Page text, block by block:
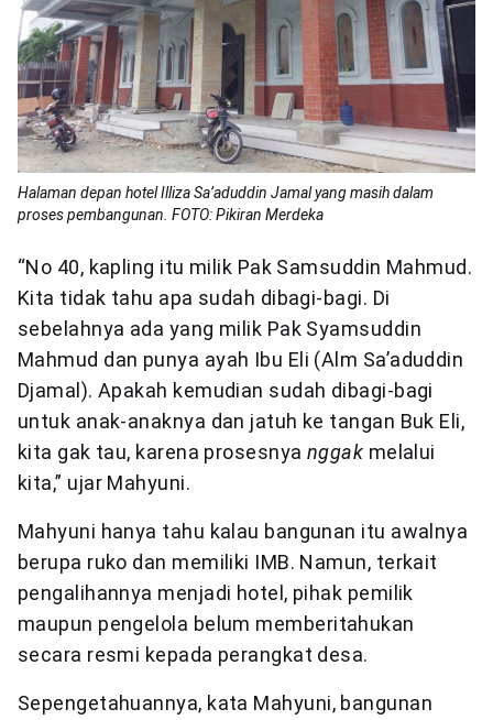
Halaman depan hotel Illiza Sa’aduddin Jamal yang masih dalam
proses pembangunan. FOTO: Pikiran Merdeka
“No 40, kapling itu milik Pak Samsuddin Mahmud.
Kita tidak tahu apa sudah dibagi-bagi. Di
sebelahnya ada yang milik Pak Syamsuddin
Mahmud dan punya ayah Ibu Eli (Alm Sa’aduddin
Djamal). Apakah kemudian sudah dibagi-bagi
untuk anak-anaknya dan jatuh ke tangan Buk Eli,
kita gak tau, karena prosesnya nggak melalui
kita,” ujar Mahyuni.
Mahyuni hanya tahu kalau bangunan itu awalnya
berupa ruko dan memiliki IMB. Namun, terkait
pengalihannya menjadi hotel, pihak pemilik
maupun pengelola belum memberitahukan
secara resmi kepada perangkat desa.
Sepengetahuannya, kata Mahyuni, bangunan